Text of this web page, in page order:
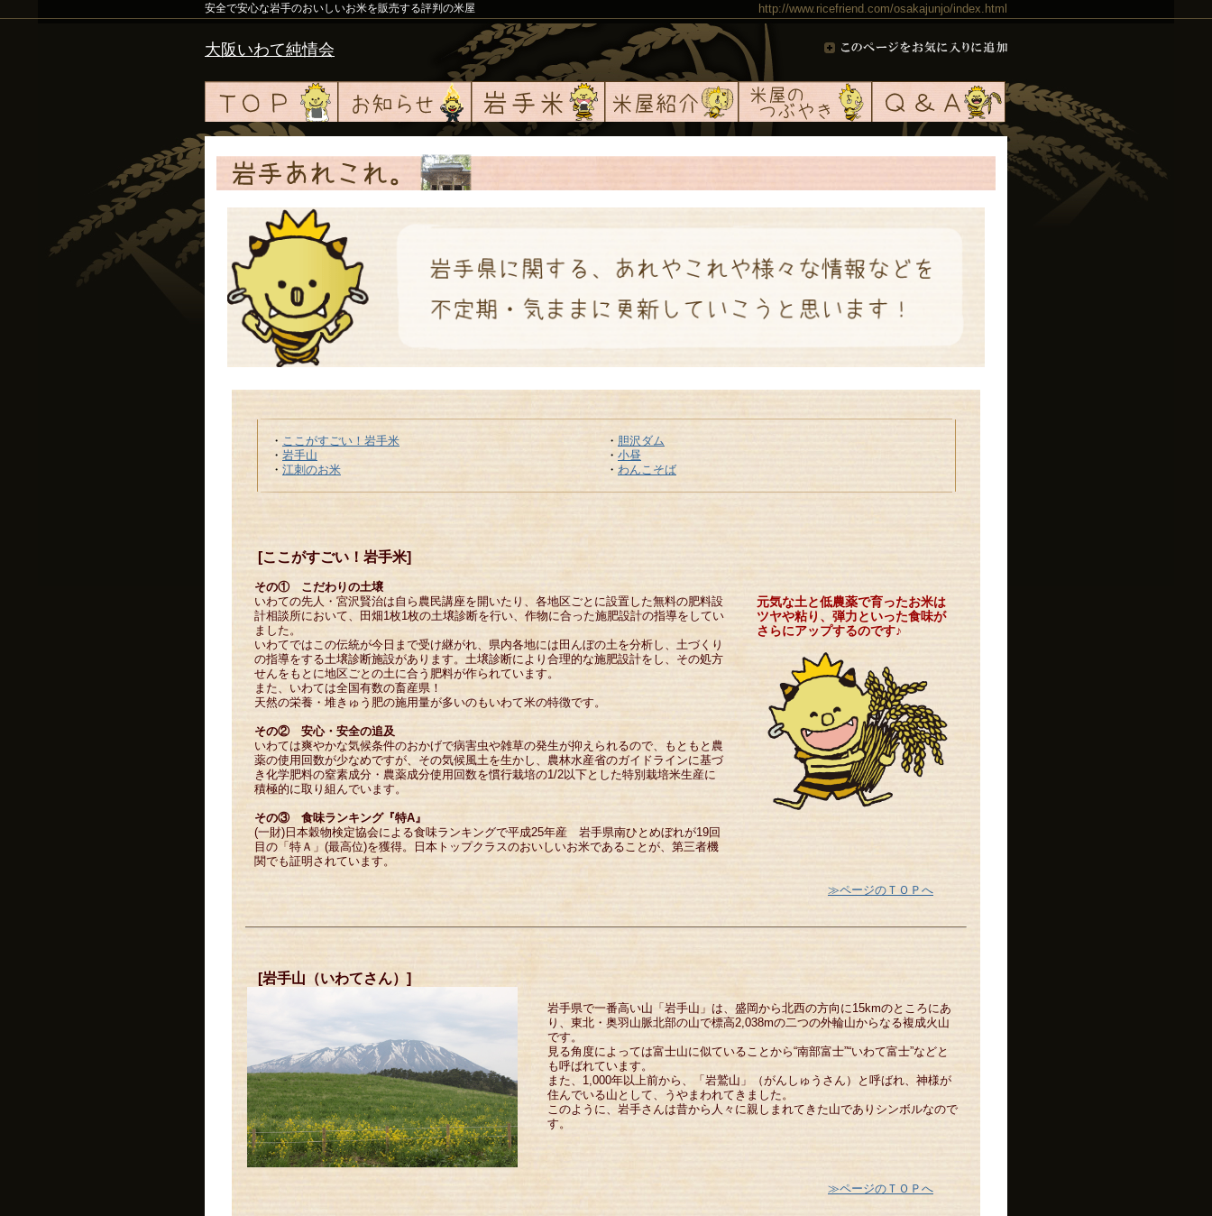
安全で安心な岩手のおいしいお米を販売する評判の米屋 http://www.ricefriend.com/osakajunjo/index.html
大阪いわて純情会
・ ここがすごい！岩手米
・ 岩手山
・ 江刺のお米
・ 胆沢ダム
・ 小昼
・ わんこそば
[ここがすごい！岩手米]
その① こだわりの土壌
いわての先人・宮沢賢治は自ら農民講座を開いたり、各地区ごとに設置した無料の肥料設
計相談所において、田畑1枚1枚の土壌診断を行い、作物に合った施肥設計の指導をしてい
ました。
いわてではこの伝統が今日まで受け継がれ、県内各地には田んぼの土を分析し、土づくり
の指導をする土壌診断施設があります。土壌診断により合理的な施肥設計をし、その処方
せんをもとに地区ごとの土に合う肥料が作られています。
また、いわては全国有数の畜産県！
天然の栄養・堆きゅう肥の施用量が多いのもいわて米の特徴です。
その② 安心・安全の追及
いわては爽やかな気候条件のおかげで病害虫や雑草の発生が抑えられるので、もともと農
薬の使用回数が少なめですが、その気候風土を生かし、農林水産省のガイドラインに基づ
き化学肥料の窒素成分・農薬成分使用回数を慣行栽培の1/2以下とした特別栽培米生産に
積極的に取り組んでいます。
その③ 食味ランキング『特A』
(一財)日本穀物検定協会による食味ランキングで平成25年産 岩手県南ひとめぼれが19回
目の「特Ａ」(最高位)を獲得。日本トップクラスのおいしいお米であることが、第三者機
関でも証明されています。
元気な土と低農薬で育ったお米は
ツヤや粘り、弾力といった食味が
さらにアップするのです♪
≫ページのＴＯＰへ
[岩手山（いわてさん）]
岩手県で一番高い山「岩手山」は、盛岡から北西の方向に15kmのところにあ
り、東北・奥羽山脈北部の山で標高2,038mの二つの外輪山からなる複成火山
です。
見る角度によっては富士山に似ていることから“南部富士”“いわて富士”などと
も呼ばれています。
また、1,000年以上前から、「岩鷲山」（がんしゅうさん）と呼ばれ、神様が
住んでいる山として、うやまわれてきました。
このように、岩手さんは昔から人々に親しまれてきた山でありシンボルなので
す。
≫ページのＴＯＰへ